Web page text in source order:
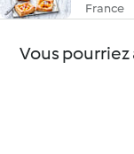
France
Vous pourriez